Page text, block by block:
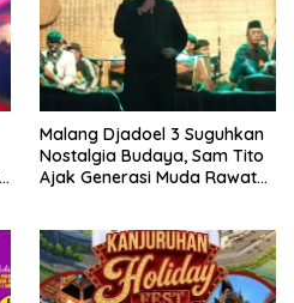
Malang Djadoel 3 Suguhkan
Nostalgia Budaya, Sam Tito
Ajak Generasi Muda Rawat